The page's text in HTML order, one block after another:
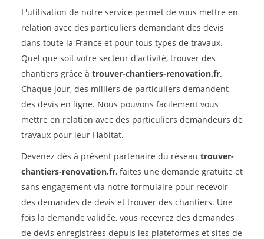
L'utilisation de notre service permet de vous mettre en
relation avec des particuliers demandant des devis
dans toute la France et pour tous types de travaux.
Quel que soit votre secteur d'activité, trouver des
chantiers grâce à trouver-chantiers-renovation.fr.
Chaque jour, des milliers de particuliers demandent
des devis en ligne. Nous pouvons facilement vous
mettre en relation avec des particuliers demandeurs de
travaux pour leur Habitat.
Devenez dès à présent partenaire du réseau trouver-
chantiers-renovation.fr, faites une demande gratuite et
sans engagement via notre formulaire pour recevoir
des demandes de devis et trouver des chantiers. Une
fois la demande validée, vous recevrez des demandes
de devis enregistrées depuis les plateformes et sites de